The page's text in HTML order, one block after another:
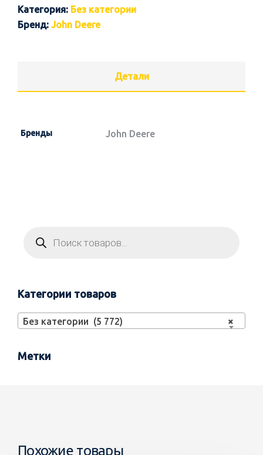
Категория: Без категории
Бренд: John Deere
Детали
Бренды John Deere
Категории товаров
×
Без категории (5 772)
Метки
Похожие товары